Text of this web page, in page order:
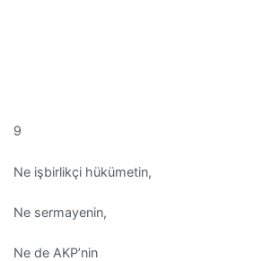
9
Ne işbirlikçi hükümetin,
Ne sermayenin,
Ne de AKP’nin